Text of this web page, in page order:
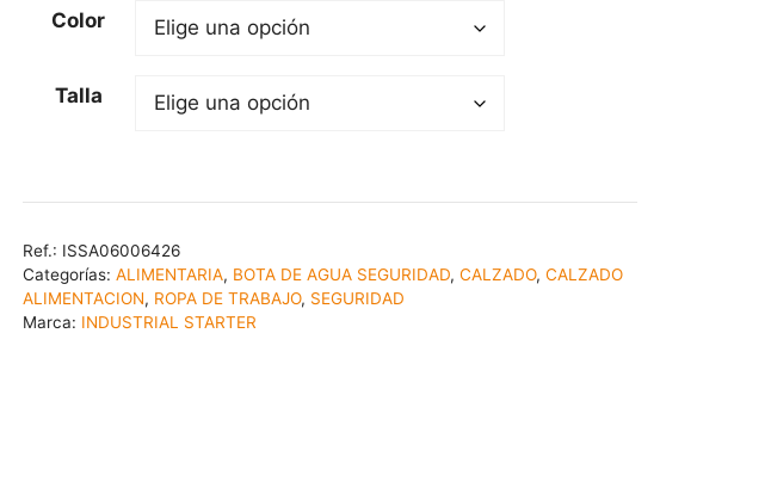
Color
Talla
Ref.: ISSA06006426
Categorías: ALIMENTARIA, BOTA DE AGUA SEGURIDAD, CALZADO, CALZADO
ALIMENTACION, ROPA DE TRABAJO, SEGURIDAD
Marca: INDUSTRIAL STARTER